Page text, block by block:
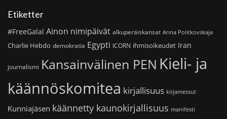
Etiketter
#FreeGalal Ainon nimipäivät alkuperäiskansat Anna Politkovskaja
Charlie Hebdo demokratia Egypti ICORN ihmisoikeudet Iran
journalismi Kansainvälinen PEN Kieli- ja
käännöskomitea kirjallisuus kirjamessut
Kunniajäsen käännetty kaunokirjallisuus manifesti